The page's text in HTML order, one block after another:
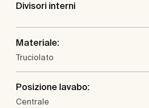
Divisori interni
Materiale:
Truciolato
Posizione lavabo:
Centrale